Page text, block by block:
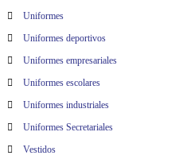
Uniformes
Uniformes deportivos
Uniformes empresariales
Uniformes escolares
Uniformes industriales
Uniformes Secretariales
Vestidos